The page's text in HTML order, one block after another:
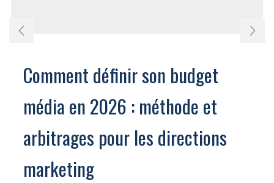
Comment définir son budget
média en 2026 : méthode et
arbitrages pour les directions
marketing